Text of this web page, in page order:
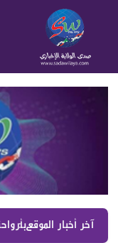
آخر أخبار الموقع :